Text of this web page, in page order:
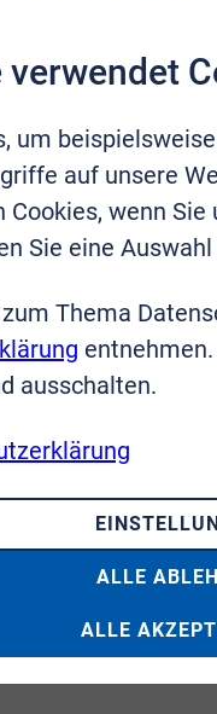
GmbH
verwendet
um
auf unsere
Cookies, wenn
Sie eine
Thema
ausschalten.
ALLE
ALLE